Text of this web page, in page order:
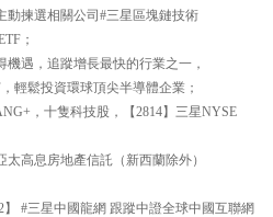
揀選相關公司#三星區塊鏈技術
；
遇，追蹤增長最快的行業之一，
輕鬆投資環球頂尖半導體企業；
，十隻科技股，【2814】三星NYSE
高息房地產信託（新西蘭除外）
#三星中國龍網 跟蹤中證全球中國互聯網